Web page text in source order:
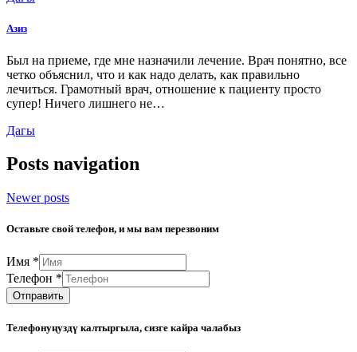
Азиз
Был на приеме, где мне назначили лечение. Врач понятно, все
четко объяснил, что и как надо делать, как правильно
лечиться. Грамотный врач, отношение к пациенту просто
супер! Ничего лишнего не…
Дагы
Posts navigation
Newer posts
Оставьте свой телефон, и мы вам перезвоним
Имя *
Телефон *
Отправить
Телефонуңуздү калтыргыла, сизге кайра чалабыз